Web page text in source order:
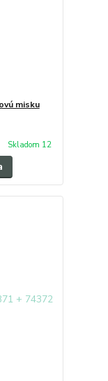
misku
Skladom 12